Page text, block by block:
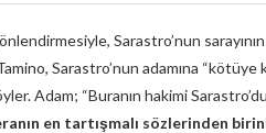
Sarastro’nun sarayının
Sarastro’nun adamına
Adam; “Buranın hakimi
en tartışmalı sözlerinden